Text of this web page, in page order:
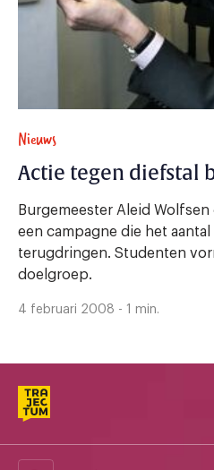
Nieuws
Actie tegen diefstal
Burgemeester Aleid
een campagne die het
terugdringen. Studenten
doelgroep.
4 februari 2008 - 1 min.